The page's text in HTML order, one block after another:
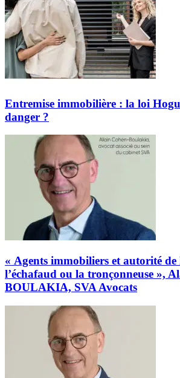
Entremise immobilière : la loi
danger ?
« Agents immobiliers et autorité de
l’échafaud ou la tronçonneuse »,
BOULAKIA, SVA Avocats